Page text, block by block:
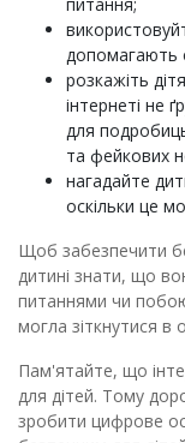
допомагають
розкажіть
інтернеті не
для
та фейкових
нагадайте
оскільки це
Щоб забезпечити
дитині знати, що
питаннями чи
могла зіткнутися в
Пам'ятайте, що
для дітей. Тому
зробити цифрове